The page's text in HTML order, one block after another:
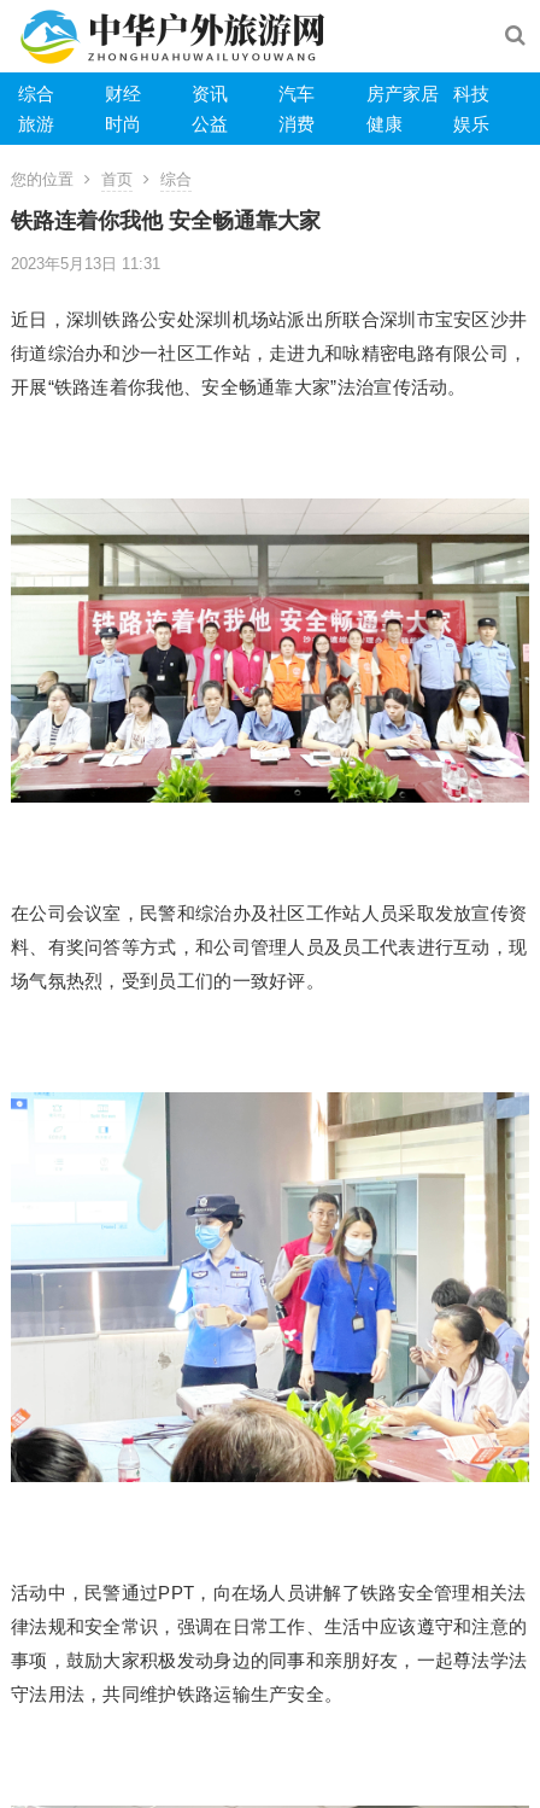
综合 财经 资讯 汽车 房产家居
科技
旅游
时尚 公益 消费 健康 娱乐
您的位置 首页 综合
铁路连着你我他 安全畅通靠大家
2023年5月13日 11:31
近日，深圳铁路公安处深圳机场站派出所联合深圳市宝安区沙井
街道综治办和沙一社区工作站，走进九和咏精密电路有限公司，
开展“铁路连着你我他、安全畅通靠大家”法治宣传活动。
在公司会议室，民警和综治办及社区工作站人员采取发放宣传资
料、有奖问答等方式，和公司管理人员及员工代表进行互动，现
场气氛热烈，受到员工们的一致好评。
活动中，民警通过PPT，向在场人员讲解了铁路安全管理相关法
律法规和安全常识，强调在日常工作、生活中应该遵守和注意的
事项，鼓励大家积极发动身边的同事和亲朋好友，一起尊法学法
守法用法，共同维护铁路运输生产安全。